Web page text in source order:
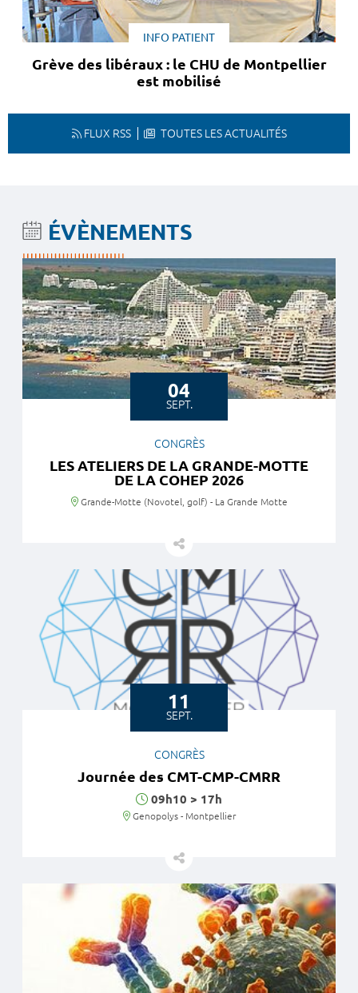
INFO PATIENT
Grève des libéraux : le CHU de Montpellier
est mobilisé
FLUX RSS TOUTES LES ACTUALITÉS
ÉVÈNEMENTS
04
SEPT.
CONGRÈS
LES ATELIERS DE LA GRANDE-MOTTE
DE LA COHEP 2026
Lieu
Grande-Motte (Novotel, golf) - La Grande Motte
11
SEPT.
CONGRÈS
Journée des CMT-CMP-CMRR
Horaires
09h10 > 17h
Lieu
Genopolys - Montpellier